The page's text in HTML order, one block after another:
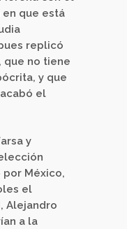
que está
replicó
que no tiene
y que
el
y
México,
el
Alejandro
a la